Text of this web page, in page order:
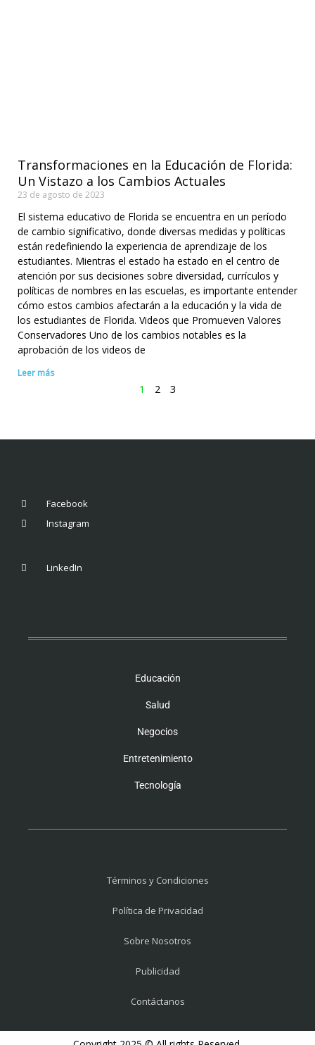
Transformaciones en la Educación de Florida:
Un Vistazo a los Cambios Actuales
23 de agosto de 2023
El sistema educativo de Florida se encuentra en un período
de cambio significativo, donde diversas medidas y políticas
están redefiniendo la experiencia de aprendizaje de los
estudiantes. Mientras el estado ha estado en el centro de
atención por sus decisiones sobre diversidad, currículos y
políticas de nombres en las escuelas, es importante entender
cómo estos cambios afectarán a la educación y la vida de
los estudiantes de Florida. Videos que Promueven Valores
Conservadores Uno de los cambios notables es la
aprobación de los videos de
Leer más
1 2 3
Facebook
Instagram
LinkedIn
Educación
Salud
Negocios
Entretenimiento
Tecnología
Términos y Condiciones
Política de Privacidad
Sobre Nosotros
Publicidad
Contáctanos